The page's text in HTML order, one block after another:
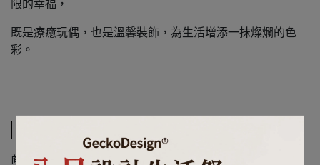
限的幸福，
既是療癒玩偶，也是溫馨裝飾，為生活增添一抹燦爛的色
彩。
商品規格